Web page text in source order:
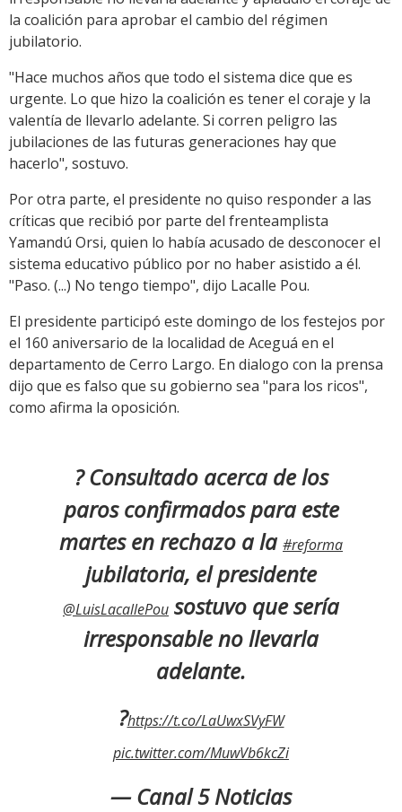
la coalición para aprobar el cambio del régimen
jubilatorio.
"Hace muchos años que todo el sistema dice que es
urgente. Lo que hizo la coalición es tener el coraje y la
valentía de llevarlo adelante. Si corren peligro las
jubilaciones de las futuras generaciones hay que
hacerlo", sostuvo.
Por otra parte, el presidente no quiso responder a las
críticas que recibió por parte del frenteamplista
Yamandú Orsi, quien lo había acusado de desconocer el
sistema educativo público por no haber asistido a él.
"Paso. (...) No tengo tiempo", dijo Lacalle Pou.
El presidente participó este domingo de los festejos por
el 160 aniversario de la localidad de Aceguá en el
departamento de Cerro Largo. En dialogo con la prensa
dijo que es falso que su gobierno sea "para los ricos",
como afirma la oposición.
? Consultado acerca de los
paros confirmados para este
martes en rechazo a la #reforma
jubilatoria, el presidente
@LuisLacallePou sostuvo que sería
irresponsable no llevarla
adelante.
?https://t.co/LaUwxSVyFW
pic.twitter.com/MuwVb6kcZi
— Canal 5 Noticias